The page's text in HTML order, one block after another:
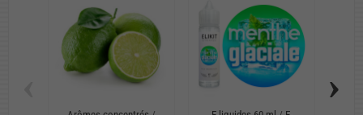
›